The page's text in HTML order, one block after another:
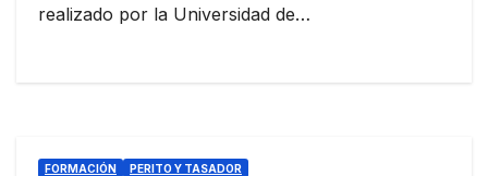
realizado por la Universidad de…
FORMACIÓN PERITO Y TASADOR